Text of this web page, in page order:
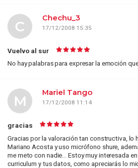
Chechu_3
17/12/2008 15:35
C
Vuelvo al sur
No hay palabras para expresar la emoción
Mariel Tango
17/12/2008 11:14
M
gracias
Gracias por la valoración tan constructiva, lo
Mariano Acosta y uso micrófono shure,
me meto con nadie... Estoy muy interesada
curriculum y tus datos, como apreciarás lo